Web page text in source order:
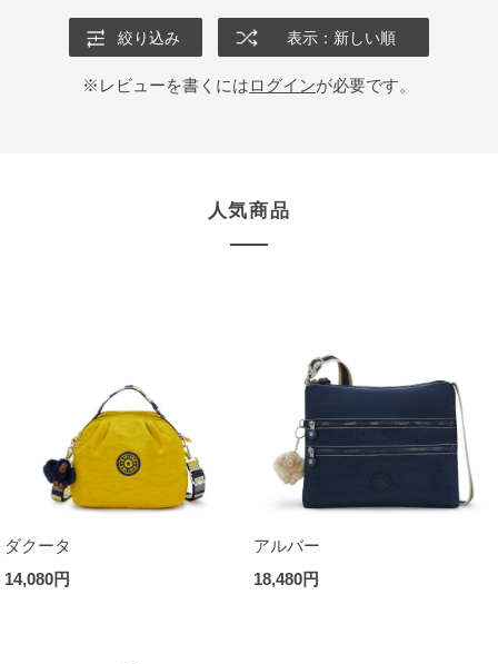
絞り込み 表示：新しい順
※レビューを書くにはログインが必要です。
人気商品
ダクータ
14,080円
アルバー
18,480円